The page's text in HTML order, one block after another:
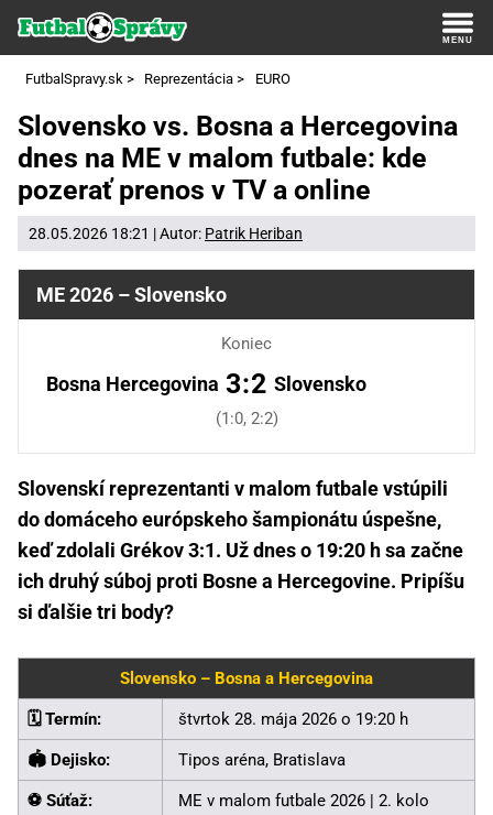
FutbalSpravy.sk > Reprezentácia > EURO
Slovensko vs. Bosna a Hercegovina
dnes na ME v malom futbale: kde
pozerať prenos v TV a online
28.05.2026 18:21 | Autor: Patrik Heriban
ME 2026 – Slovensko
Koniec
Bosna Hercegovina 3:2 Slovensko
(1:0, 2:2)
Slovenskí reprezentanti v malom futbale vstúpili
do domáceho európskeho šampionátu úspešne,
keď zdolali Grékov 3:1. Už dnes o 19:20 h sa začne
ich druhý súboj proti Bosne a Hercegovine. Pripíšu
si ďalšie tri body?
Slovensko – Bosna a Hercegovina
🗓️ Termín: štvrtok 28. mája 2026 o 19:20 h
🏟️ Dejisko: Tipos aréna, Bratislava
⚽ Súťaž: ME v malom futbale 2026 | 2. kolo